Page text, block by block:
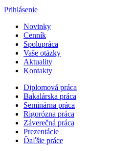
Prihlásenie
Novinky
Cenník
Spolupráca
Vaše otázky
Aktuality
Kontakty
Diplomová práca
Bakalárska práca
Seminárna práca
Rigorózna práca
Záverečná práca
Prezentácie
Ďaľšie práce